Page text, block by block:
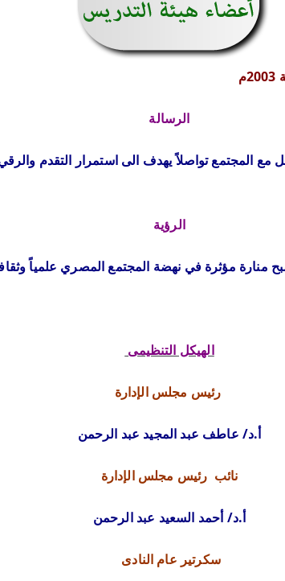
الرسالة
المجتمع تواصلاً يهدف الى استمرار التقدم
الرؤية
منارة مؤثرة في نهضة المجتمع المصري علمياً
الهيكل التنظيمى
رئيس مجلس الإدارة
أ.د/ عاطف عبد المجيد عبد الرحمن
نائب رئيس مجلس الإدارة
أ.د/ أحمد السعيد عبد الرحمن
سكرتير عام النادى